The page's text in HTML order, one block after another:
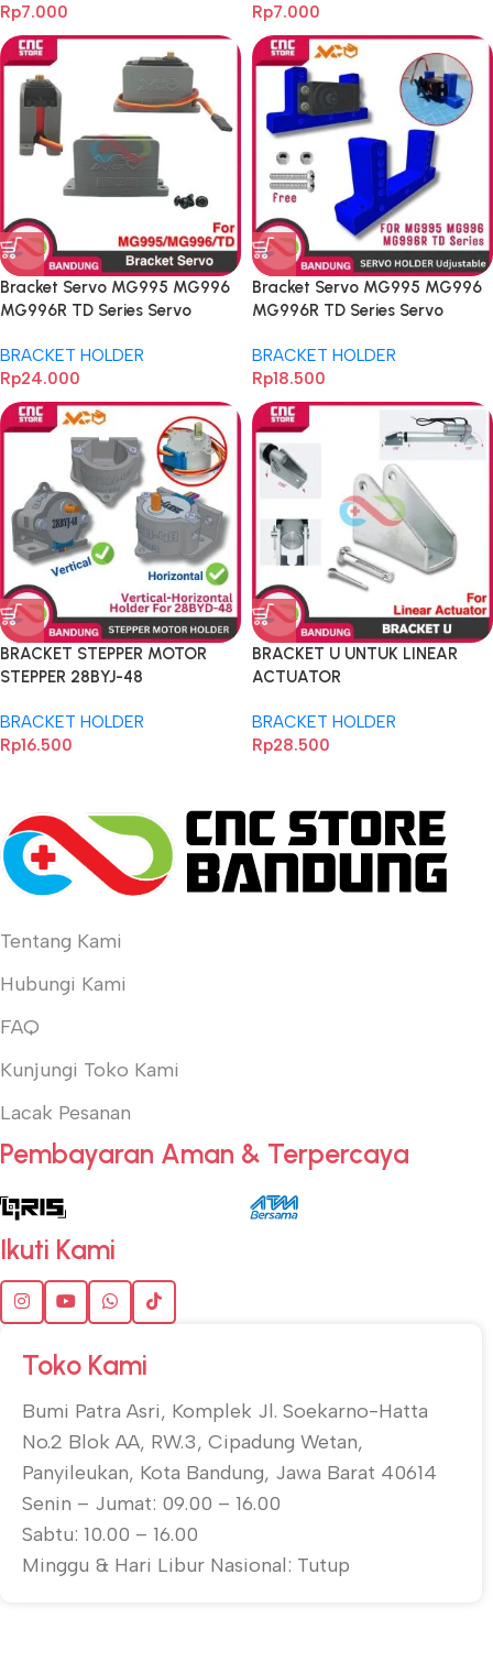
Rp7.000
Rp7.000
Bracket Servo MG995 MG996
MG996R TD Series Servo
BRACKET HOLDER
Rp24.000
Bracket Servo MG995 MG996
MG996R TD Series Servo
BRACKET HOLDER
Rp18.500
BRACKET STEPPER MOTOR
STEPPER 28BYJ-48
5V 12V
BRACKET HOLDER
Rp16.500
BRACKET U UNTUK LINEAR
ACTUATOR
BRACKET HOLDER
Rp28.500
Tentang Kami
Hubungi Kami
FAQ
Kunjungi Toko Kami
Lacak Pesanan
Pembayaran Aman & Terpercaya
Ikuti Kami
Toko Kami
Bumi Patra Asri, Komplek Jl. Soekarno-Hatta
No.2 Blok AA, RW.3, Cipadung Wetan,
Panyileukan, Kota Bandung, Jawa Barat 40614
Senin – Jumat: 09.00 – 16.00
Sabtu: 10.00 – 16.00
Minggu & Hari Libur Nasional: Tutup